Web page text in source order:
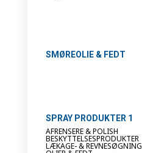
SMØREOLIE & FEDT
SPRAY PRODUKTER 1
AFRENSERE & POLISH
BESKYTTELSESPRODUKTER
LÆKAGE- & REVNESØGNING